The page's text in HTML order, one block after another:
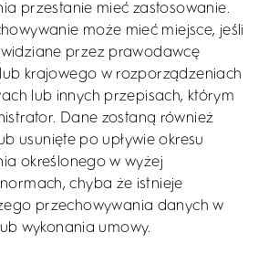
przestanie mieć zastosowanie.
może mieć miejsce, jeśli
przez prawodawcę
krajowego w rozporządzeniach
lub innych przepisach, którym
Dane zostaną również
usunięte po upływie okresu
określonego w wyżej
chyba że istnieje
przechowywania danych w
wykonania umowy.